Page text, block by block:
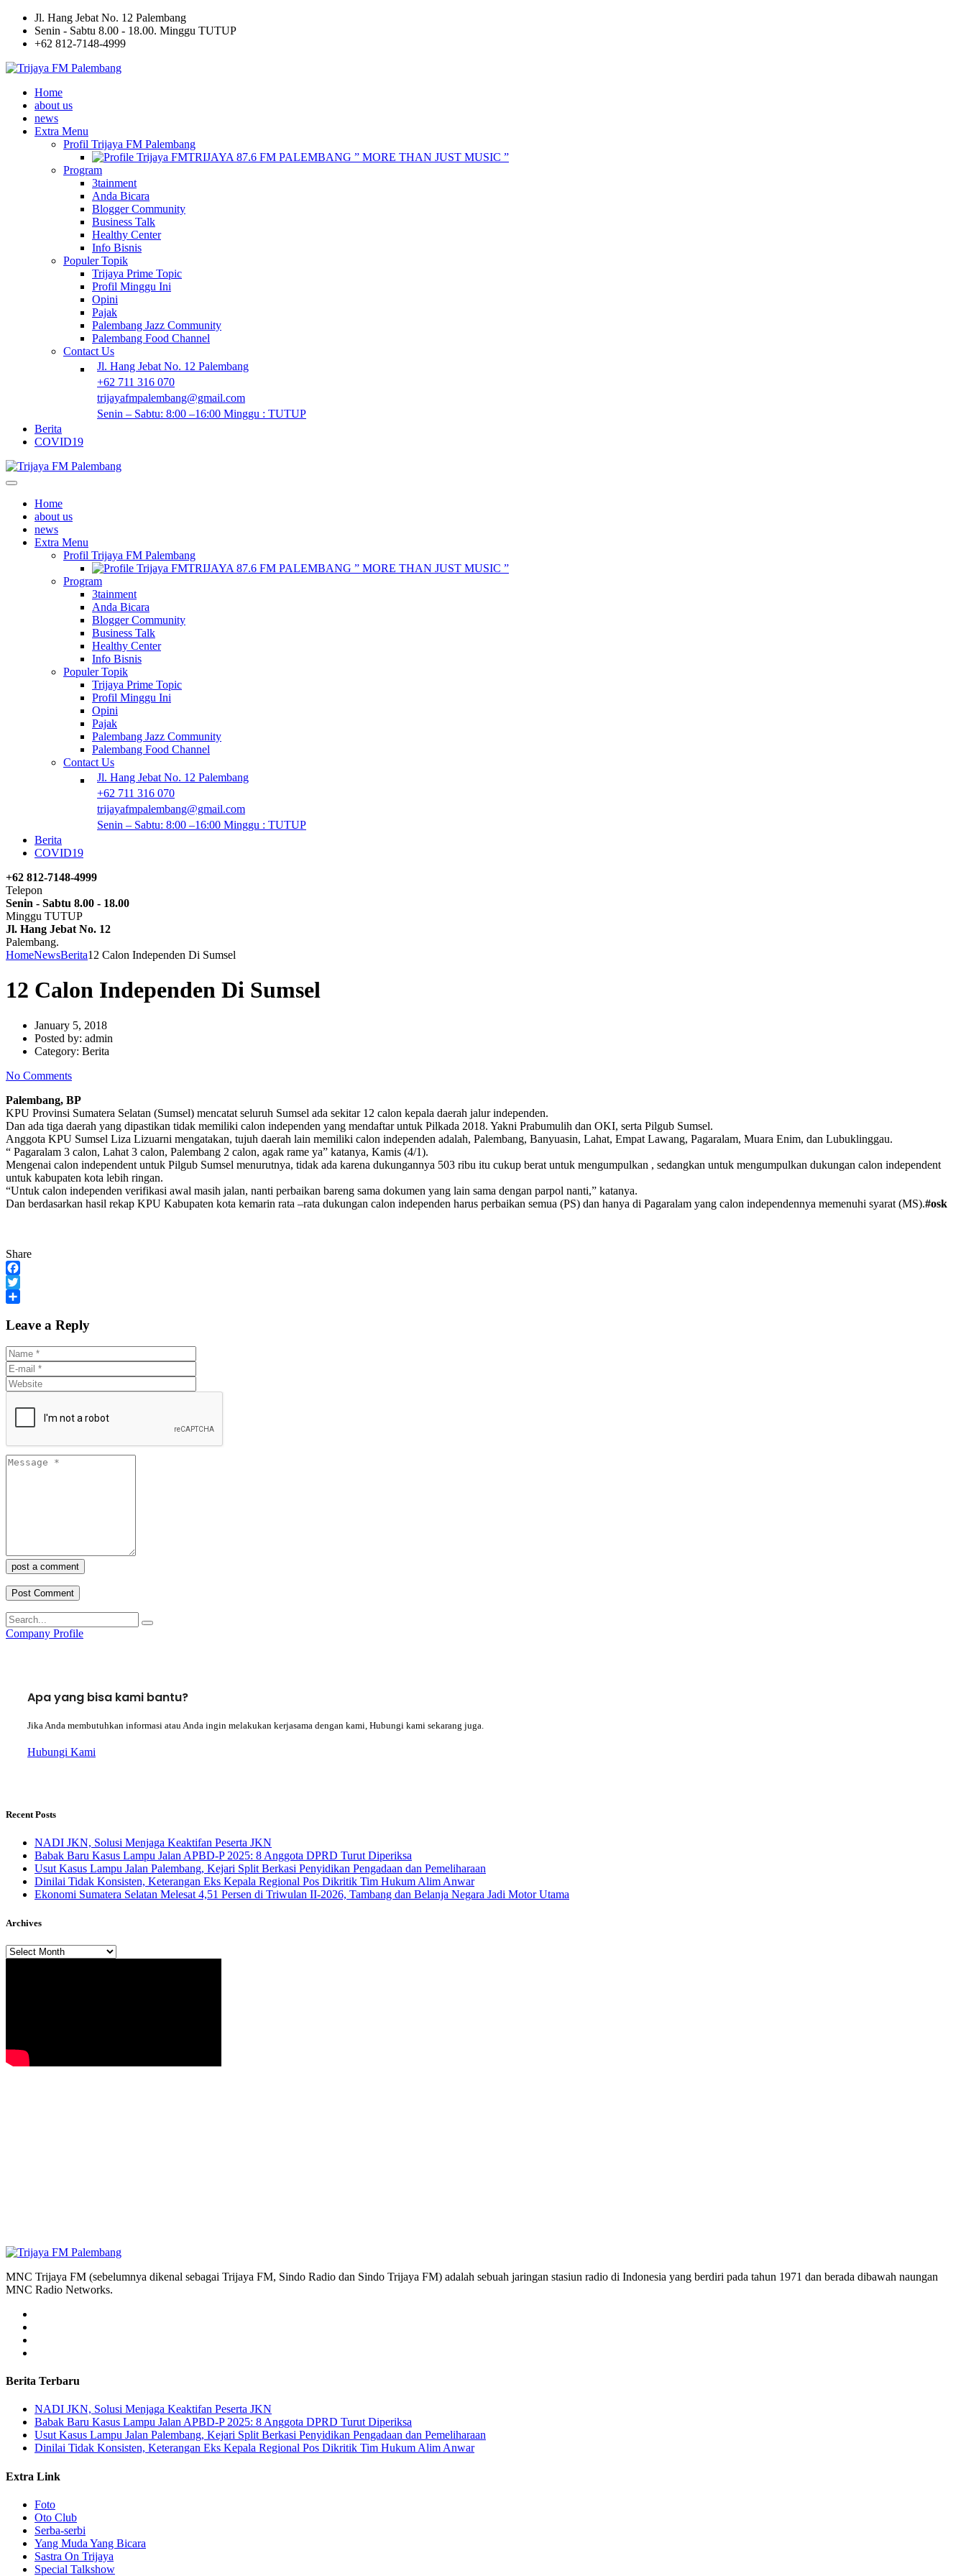
Jl. Hang Jebat No. 12 Palembang
Senin - Sabtu 8.00 - 18.00. Minggu TUTUP
+62 812-7148-4999
Home
about us
news
Extra Menu
Profil Trijaya FM Palembang
TRIJAYA 87.6 FM PALEMBANG ” MORE THAN JUST MUSIC ”
Program
3tainment
Anda Bicara
Blogger Community
Business Talk
Healthy Center
Info Bisnis
Populer Topik
Trijaya Prime Topic
Profil Minggu Ini
Opini
Pajak
Palembang Jazz Community
Palembang Food Channel
Contact Us
Jl. Hang Jebat No. 12 Palembang
+62 711 316 070
trijayafmpalembang@gmail.com
Senin – Sabtu: 8:00 –16:00 Minggu : TUTUP
Berita
COVID19
Home
about us
news
Extra Menu
Profil Trijaya FM Palembang
TRIJAYA 87.6 FM PALEMBANG ” MORE THAN JUST MUSIC ”
Program
3tainment
Anda Bicara
Blogger Community
Business Talk
Healthy Center
Info Bisnis
Populer Topik
Trijaya Prime Topic
Profil Minggu Ini
Opini
Pajak
Palembang Jazz Community
Palembang Food Channel
Contact Us
Jl. Hang Jebat No. 12 Palembang
+62 711 316 070
trijayafmpalembang@gmail.com
Senin – Sabtu: 8:00 –16:00 Minggu : TUTUP
Berita
COVID19
+62 812-7148-4999
Telepon
Senin - Sabtu 8.00 - 18.00
Minggu TUTUP
Jl. Hang Jebat No. 12
Palembang.
HomeNewsBerita12 Calon Independen Di Sumsel
12 Calon Independen Di Sumsel
January 5, 2018
Posted by: admin
Category: Berita
No Comments
Palembang, BP
KPU Provinsi Sumatera Selatan (Sumsel) mencatat seluruh Sumsel ada sekitar 12 calon kepala daerah jalur independen.
Dan ada tiga daerah yang dipastikan tidak memiliki calon independen yang mendaftar untuk Pilkada 2018. Yakni Prabumulih dan OKI, serta Pilgub Sumsel.
Anggota KPU Sumsel Liza Lizuarni mengatakan, tujuh daerah lain memiliki calon independen adalah, Palembang, Banyuasin, Lahat, Empat Lawang, Pagaralam, Muara Enim, dan Lubuklinggau.
“ Pagaralam 3 calon, Lahat 3 calon, Palembang 2 calon, agak rame ya” katanya, Kamis (4/1).
Mengenai calon independent untuk Pilgub Sumsel menurutnya, tidak ada karena dukungannya 503 ribu itu cukup berat untuk mengumpulkan , sedangkan untuk mengumpulkan dukungan calon independent
untuk kabupaten kota lebih ringan.
“Untuk calon independen verifikasi awal masih jalan, nanti perbaikan bareng sama dokumen yang lain sama dengan parpol nanti,” katanya.
Dan berdasarkan hasil rekap KPU Kabupaten kota kemarin rata –rata dukungan calon independen harus perbaikan semua (PS) dan hanya di Pagaralam yang calon independennya memenuhi syarat (MS).#osk
Share
Facebook
Twitter
Leave a Reply
post a comment
Company Profile
Apa yang bisa kami bantu?
Jika Anda membutuhkan informasi atau Anda ingin melakukan kerjasama dengan kami, Hubungi kami sekarang juga.
Hubungi Kami
Recent Posts
NADI JKN, Solusi Menjaga Keaktifan Peserta JKN
Babak Baru Kasus Lampu Jalan APBD-P 2025: 8 Anggota DPRD Turut Diperiksa
Usut Kasus Lampu Jalan Palembang, Kejari Split Berkasi Penyidikan Pengadaan dan Pemeliharaan
Dinilai Tidak Konsisten, Keterangan Eks Kepala Regional Pos Dikritik Tim Hukum Alim Anwar
Ekonomi Sumatera Selatan Melesat 4,51 Persen di Triwulan II-2026, Tambang dan Belanja Negara Jadi Motor Utama
Archives
Archives
MNC Trijaya FM (sebelumnya dikenal sebagai Trijaya FM, Sindo Radio dan Sindo Trijaya FM) adalah sebuah jaringan stasiun radio di Indonesia yang berdiri pada tahun 1971 dan berada dibawah naungan
MNC Radio Networks.
Berita Terbaru
NADI JKN, Solusi Menjaga Keaktifan Peserta JKN
Babak Baru Kasus Lampu Jalan APBD-P 2025: 8 Anggota DPRD Turut Diperiksa
Usut Kasus Lampu Jalan Palembang, Kejari Split Berkasi Penyidikan Pengadaan dan Pemeliharaan
Dinilai Tidak Konsisten, Keterangan Eks Kepala Regional Pos Dikritik Tim Hukum Alim Anwar
Extra Link
Foto
Oto Club
Serba-serbi
Yang Muda Yang Bicara
Sastra On Trijaya
Special Talkshow